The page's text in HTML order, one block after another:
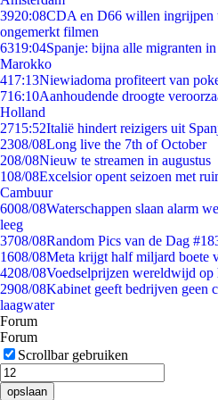
3920:08CDA en D66 willen ingrijpen
ongemerkt filmen
6319:04Spanje: bijna alle migranten
Marokko
417:13Niewiadoma profiteert van
716:10Aanhoudende droogte
Holland
2715:52Italië hindert reizigers uit
2308/08Long live the 7th of October
208/08Nieuw te streamen in augustus
108/08Excelsior opent seizoen met
Cambuur
6008/08Waterschappen slaan alarm
leeg
3708/08Random Pics van de Dag
1608/08Meta krijgt half miljard boete
4208/08Voedselprijzen wereldwijd op
2908/08Kabinet geeft bedrijven geen
laagwater
Forum
Forum
Scrollbar gebruiken
opslaan